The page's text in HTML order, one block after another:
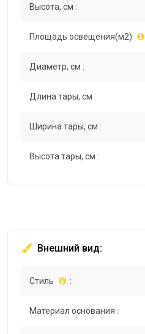
Высота, см :
Площадь освещения(м2)
Диаметр, см :
Длина тары, см :
Ширина тары, см :
Высота тары, см :
Внешний вид:
Стиль :
Материал основания :